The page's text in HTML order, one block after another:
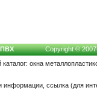
ПВХ
Copyright ©
каталог: окна
информации, ссылка (для